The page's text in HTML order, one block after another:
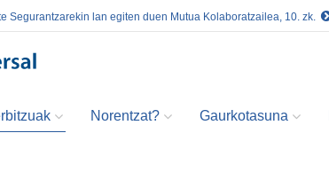
Segurantzarekin lan egiten duen Mutua Kolaboratzailea, 10. zk.
Norentzat? Gaurkotasuna